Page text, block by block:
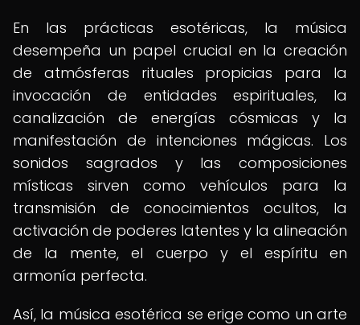
En las prácticas esotéricas, la música
desempeña un papel crucial en la creación
de atmósferas rituales propicias para la
invocación de entidades espirituales, la
canalización de energías cósmicas y la
manifestación de intenciones mágicas. Los
sonidos sagrados y las composiciones
místicas sirven como vehículos para la
transmisión de conocimientos ocultos, la
activación de poderes latentes y la alineación
de la mente, el cuerpo y el espíritu en
armonía perfecta.
Así, la música esotérica se erige como un arte